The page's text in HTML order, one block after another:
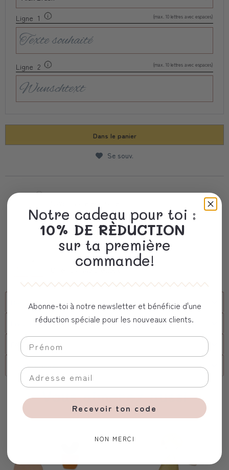
Ligne 1 (max. 10 lettres avec espaces)
Ligne 2 (max. 10 lettres avec espaces)
Dans le panier
Se souv.
Livraison Rapide
Description
Livraison
FAQs
client corporel
Vous aimerez aussi
Notre cadeau pour toi :
10% DE RÈDUCTION
sur ta première
commande!
Abonne-toi à notre newsletter et bénéficie d'une
réduction spéciale pour les nouveaux clients.
Recevoir ton code
NON MERCI